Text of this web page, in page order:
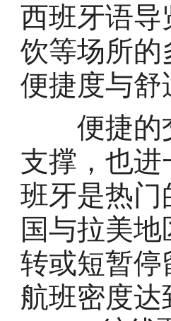
西班牙语
饮等场所
便捷度与
便捷的交
支撑，也
班牙是热
国与拉美
转或短暂停
航班密度达